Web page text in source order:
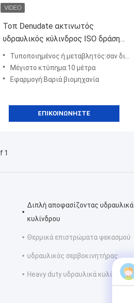
Τοπ Denudate ακτινωτός
υδραυλικός κύλινδρος ISO δράσης
πυλών διπλός εγκεκριμένος
Τυποποιημένος ή μεταβλητός:σαν διαταγή
Μέγιστο κτύπημα:10 μέτρα
Εφαρμογή:Βαριά βιομηχανία
ΕΠΙΚΟΙΝΩΝΉΣΤΕ
1
Διπλή αποφασίζοντας υδραυλικά
κυλίνδρου
Θερμικά επιστρώματα ψεκασμού
υδραυλικός σερβοκινητήρας
Heavy duty υδραυλικά κυλίνδρου